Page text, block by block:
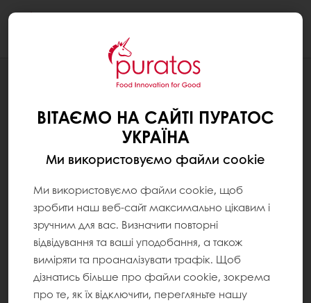
РЕЦЕПТУРИ
ШОКОЛАДНІ МОНЕТКИ
ВІТАЄМО НА САЙТІ ПУРАТОС
УКРАЇНА
Ми використовуємо файли cookie
Ми використовуємо файли cookie, щоб
зробити наш веб-сайт максимально цікавим і
зручним для вас. Визначити повторні
відвідування та ваші уподобання, а також
виміряти та проаналізувати трафік. Щоб
дізнатись більше про файли cookie, зокрема
про те, як їх відключити, перегляньте нашу